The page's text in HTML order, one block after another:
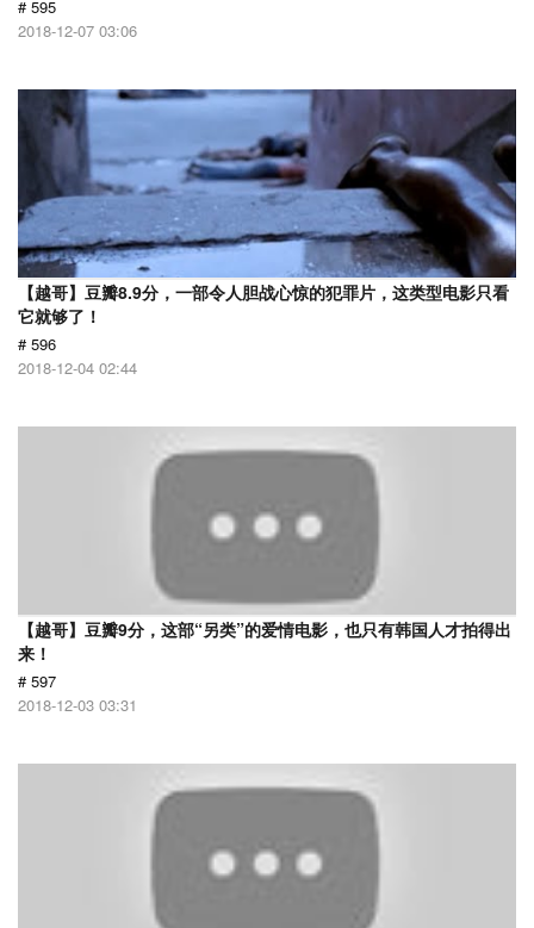
# 595
2018-12-07 03:06
【越哥】豆瓣8.9分，一部令人胆战心惊的犯罪片，这类型电影只看
它就够了！
# 596
2018-12-04 02:44
【越哥】豆瓣9分，这部“另类”的爱情电影，也只有韩国人才拍得出
来！
# 597
2018-12-03 03:31